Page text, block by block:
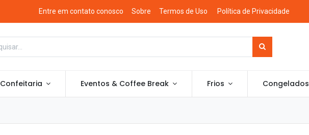
Entre em contato conosco Sobre Termos de Uso Política de Privacidade
Confeitaria Eventos & Coffee Break Frios Congelados